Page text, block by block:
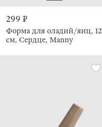
299 ₽
Форма для оладий/яиц, 12
см, Сердце, Manny